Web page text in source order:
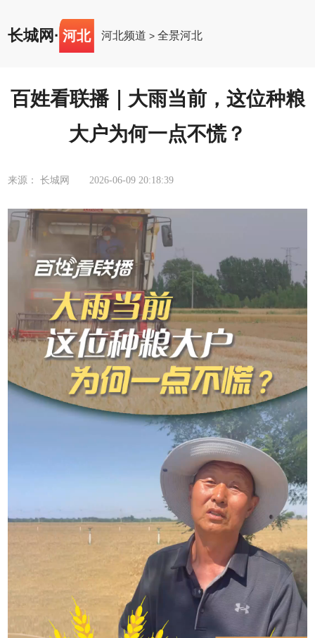
长城网 · 河北 河北频道 >全景河北
百姓看联播｜大雨当前，这位种粮
大户为何一点不慌？​
来源： 长城网 2026-06-09 20:18:39